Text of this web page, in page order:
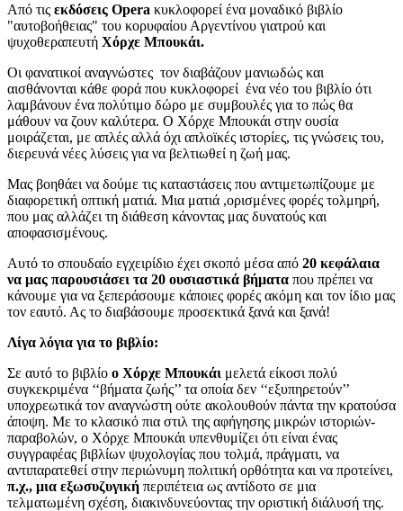
Aπό τις εκδόσεις Opera κυκλοφορεί ένα μοναδικό βιβλίο
"αυτοβοήθειας" του κορυφαίου Αργεντίνου γιατρού και
ψυχοθεραπευτή Χόρχε Μπουκάι.
Οι φανατικοί αναγνώστες τον διαβάζουν μανιωδώς και
αισθάνονται κάθε φορά που κυκλοφορεί ένα νέο του βιβλίο ότι
λαμβάνουν ένα πολύτιμο δώρο με συμβουλές για το πώς θα
μάθουν να ζουν καλύτερα. Ο Χόρχε Μπουκάι στην ουσία
μοιράζεται, με απλές αλλά όχι απλοϊκές ιστορίες, τις γνώσεις του,
διερευνά νέες λύσεις για να βελτιωθεί η ζωή μας.
Μας βοηθάει να δούμε τις καταστάσεις που αντιμετωπίζουμε με
διαφορετική οπτική ματιά. Μια ματιά ,ορισμένες φορές τολμηρή,
που μας αλλάζει τη διάθεση κάνοντας μας δυνατούς και
αποφασισμένους.
Αυτό το σπουδαίο εγχειρίδιο έχει σκοπό μέσα από 20 κεφάλαια
να μας παρουσιάσει τα 20 ουσιαστικά βήματα που πρέπει να
κάνουμε για να ξεπεράσουμε κάποιες φορές ακόμη και τον ίδιο μας
τον εαυτό. Ας το διαβάσουμε προσεκτικά ξανά και ξανά!
Λίγα λόγια για το βιβλίο:
Σε αυτό το βιβλίο ο Χόρχε Μπουκάι μελετά είκοσι πολύ
συγκεκριμένα ‘‘βήματα ζωής’’ τα οποία δεν ‘‘εξυπηρετούν’’
υποχρεωτικά τον αναγνώστη ούτε ακολουθούν πάντα την κρατούσα
άποψη. Με το κλασικό πια στιλ της αφήγησης μικρών ιστοριών-
παραβολών, ο Χόρχε Μπουκάι υπενθυμίζει ότι είναι ένας
συγγραφέας βιβλίων ψυχολογίας που τολμά, πράγματι, να
αντιπαρατεθεί στην περιώνυμη πολιτική ορθότητα και να προτείνει,
π.χ., μια εξωσυζυγική περιπέτεια ως αντίδοτο σε μια
τελματωμένη σχέση, διακινδυνεύοντας την οριστική διάλυσή της.